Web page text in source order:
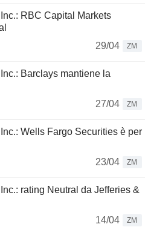
RBC Capital Markets
29/04
ZM
Barclays mantiene la
27/04
ZM
Wells Fargo Securities è per
23/04
ZM
rating Neutral da Jefferies &
14/04
ZM